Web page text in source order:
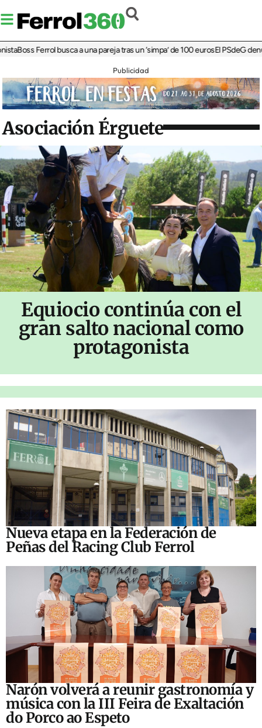
Ferrol busca a una pareja tras un ‘simpa’ de 100 eurosEl PSdeG
Publicidad
Asociación Érguete
Equiocio continúa con el
gran salto nacional como
protagonista
Nueva etapa en la Federación de
Peñas del Racing Club Ferrol
Narón volverá a reunir gastronomía y
música con la III Feira de Exaltación
do Porco ao Espeto